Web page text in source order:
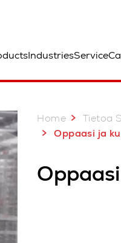
IndustriesService
Home Tietoa
Oppaasi ja